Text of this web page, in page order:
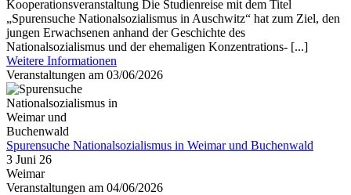
Kooperationsveranstaltung Die Studienreise mit dem Titel
„Spurensuche Nationalsozialismus in Auschwitz“ hat zum Ziel, den
jungen Erwachsenen anhand der Geschichte des
Nationalsozialismus und der ehemaligen Konzentrations- [...]
Weitere Informationen
Veranstaltungen am 03/06/2026
Spurensuche Nationalsozialismus in Weimar und Buchenwald
3 Juni 26
Weimar
Veranstaltungen am 04/06/2026